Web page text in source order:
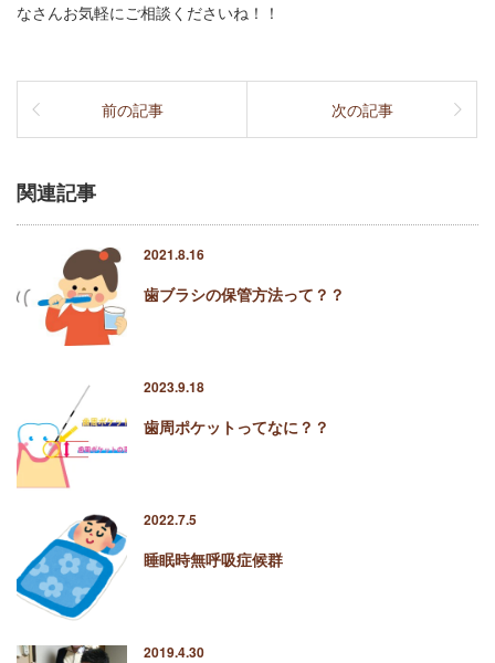
なさんお気軽にご相談くださいね！！
前の記事 次の記事
関連記事
2021.8.16
歯ブラシの保管方法って？？
2023.9.18
歯周ポケットってなに？？
2022.7.5
睡眠時無呼吸症候群
2019.4.30